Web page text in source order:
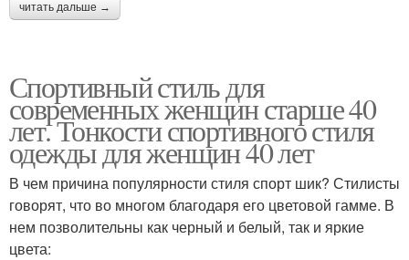
читать дальше →
Спортивный стиль для
современных женщин старше 40
лет. Тонкости спортивного стиля
одежды для женщин 40 лет
В чем причина популярности стиля спорт шик? Стилисты
говорят, что во многом благодаря его цветовой гамме. В
нем позволительны как черный и белый, так и яркие
цвета: